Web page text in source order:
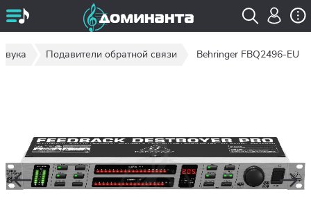
Подавители обратной связи Behringer FBQ2496-EU